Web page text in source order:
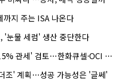
지 주는 ISA 나온다
'눈물 세럼' 생산 중단한다
세' 검토…한화큐셀·OCI 영향은?
조' 계획…성공 가능성은 '글쎄'